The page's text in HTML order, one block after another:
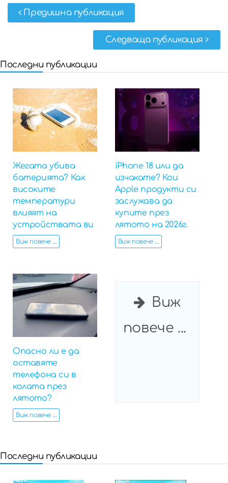
Предишна публикация
Следваща публикация
Последни публикации
Жегата убива
батерията? Как
високите
температури
влияят на
устройствата ви
Виж повече ...
iPhone 18 или да
изчакате? Кои
Apple продукти си
заслужава да
купите през
лятото на 2026г.
Виж повече ...
Опасно ли е да
оставяте
телефона си в
колата през
лятото?
Виж повече ...
Виж
повече ...
Последни публикации